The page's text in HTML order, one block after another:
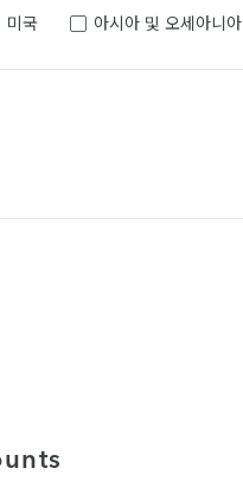
미국 아시아 및 오세아니아